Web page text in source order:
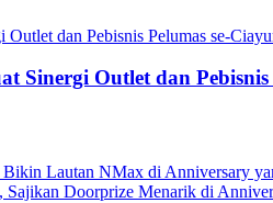
Sinergi Outlet dan
Lautan NMax di Anniversary
Doorprize Menarik di